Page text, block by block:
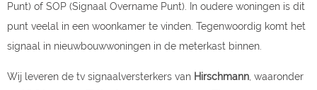
Punt) of SOP (Signaal Overname Punt). In oudere woningen is dit
punt veelal in een woonkamer te vinden . Tegenwoordig komt het
signaal in nieuwbouwwoningen in de meterkast binnen.
Wij leveren de tv signaalversterkers van Hirschmann , waaronder